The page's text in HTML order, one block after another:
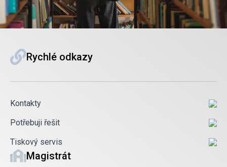
Rychlé odkazy
Kontakty
Potřebuji řešit
Tiskový servis
Magistrát